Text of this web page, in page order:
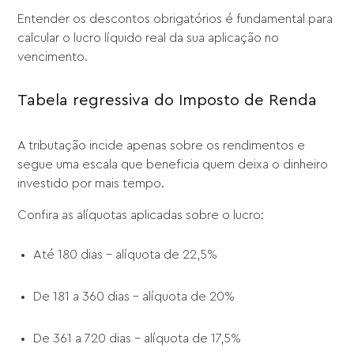
Entender os descontos obrigatórios é fundamental para
calcular o lucro líquido real da sua aplicação no
vencimento.
Tabela regressiva do Imposto de Renda
A tributação incide apenas sobre os rendimentos e
segue uma escala que beneficia quem deixa o dinheiro
investido por mais tempo.
Confira as alíquotas aplicadas sobre o lucro:
Até 180 dias – alíquota de 22,5%
De 181 a 360 dias – alíquota de 20%
De 361 a 720 dias – alíquota de 17,5%